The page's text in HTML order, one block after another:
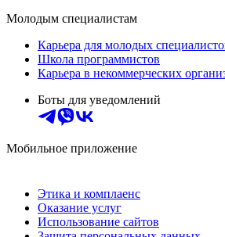
Молодым специалистам
Карьера для молодых
Школа программистов
Карьера в некоммерческих
Боты для уведомлений
Мобильное приложение
Этика и комплаенс
Оказание услуг
Использование сайтов